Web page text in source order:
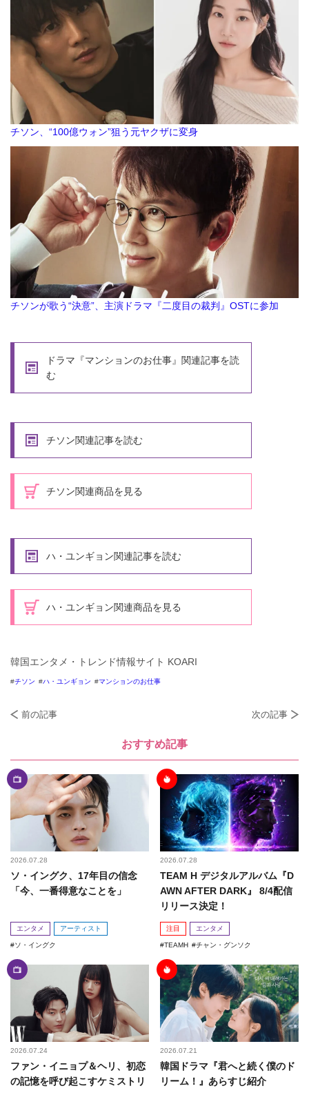
チソン、“100億ウォン”狙う元ヤクザに変身
チソンが歌う“決意”、主演ドラマ『二度目の裁判』OSTに参加
ドラマ『マンションのお仕事』関連記事を読
む
チソン関連記事を読む
チソン関連商品を見る
ハ・ユンギョン関連記事を読む
ハ・ユンギョン関連商品を見る
韓国エンタメ・トレンド情報サイト KOARI
チソン ハ・ユンギョン マンションのお仕事
前の記事 次の記事
おすすめ記事
2026.07.28
ソ・イングク、17年目の信念
「今、一番得意なことを」
エンタメ アーティスト
ソ・イングク
2026.07.28
TEAM H デジタルアルバム『D
AWN AFTER DARK』 8/4配信
リリース決定！
注目 エンタメ
TEAMH チャン・グンソク
2026.07.24
ファン・イニョプ＆ヘリ、初恋
の記憶を呼び起こすケミストリ
2026.07.21
韓国ドラマ『君へと続く僕のド
リーム！』あらすじ紹介